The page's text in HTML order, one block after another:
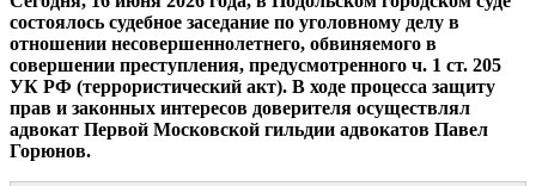
состоялось судебное заседание по уголовному делу в
отношении несовершеннолетнего, обвиняемого в
совершении преступления, предусмотренного ч. 1 ст. 205
УК РФ (террористический акт). В ходе процесса защиту
прав и законных интересов доверителя осуществлял
адвокат Первой Московской гильдии адвокатов Павел
Горюнов.